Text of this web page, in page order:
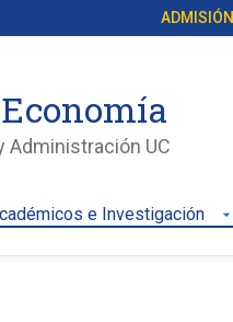
ADMISIÓN
Administración UC
e Investigación arrow_drop_down